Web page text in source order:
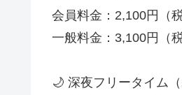
会員料金：2,100円（
一般料金：3,100円（
🌙 深夜フリータイム